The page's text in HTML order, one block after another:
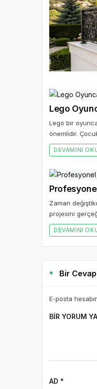
Lego
Lego bir
önemlidir.
DEVAMINI
Zaman
projesini
DEVAMINI
Bir
E-posta
BIR YORUM
AD *